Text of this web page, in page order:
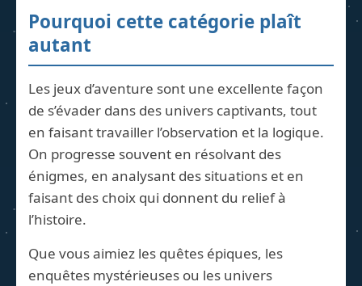
Pourquoi cette catégorie plaît
autant
Les jeux d’aventure sont une excellente façon
de s’évader dans des univers captivants, tout
en faisant travailler l’observation et la logique.
On progresse souvent en résolvant des
énigmes, en analysant des situations et en
faisant des choix qui donnent du relief à
l’histoire.
Que vous aimiez les quêtes épiques, les
enquêtes mystérieuses ou les univers